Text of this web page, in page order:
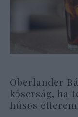
Oberlander
kóserság, ha
húsos